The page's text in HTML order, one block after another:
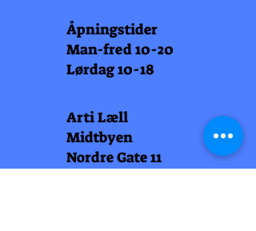
Åpningstider
Man-fred 10-20
Lørdag 10-18
Arti Læll
Midtbyen
Nordre Gate 11